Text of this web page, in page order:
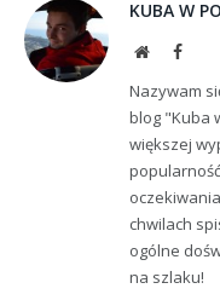
KUBA W
Website
Nazywam
blog "Kuba
większej
chwilach
ogólne
na szlaku!